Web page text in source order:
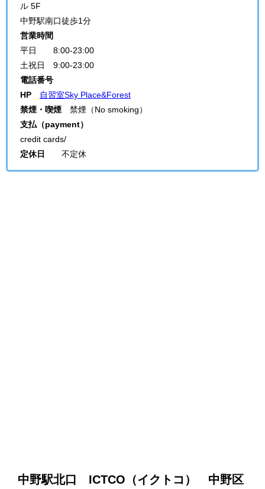
ル 5F
中野駅南口徒歩1分
営業時間
平日 8:00-23:00
土祝日 9:00-23:00
電話番号
HP
自習室Sky Place&Forest
禁煙・喫煙 禁煙（No smoking）
支払（payment）
credit cards/
定休日
不定休
中野駅北口 ICTCO（イクトコ） 中野区